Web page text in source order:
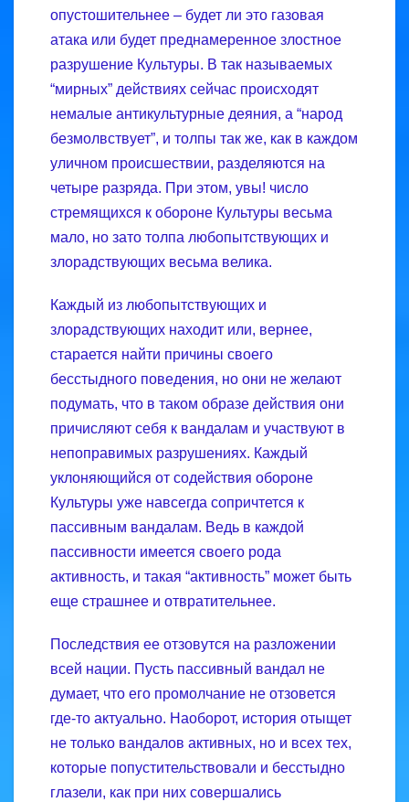
опустошительнее – будет ли это газовая
атака или будет преднамеренное злостное
разрушение Культуры. В так называемых
“мирных” действиях сейчас происходят
немалые антикультурные деяния, а “народ
безмолвствует”, и толпы так же, как в каждом
уличном происшествии, разделяются на
четыре разряда. При этом, увы! число
стремящихся к обороне Культуры весьма
мало, но зато толпа любопытствующих и
злорадствующих весьма велика.
Каждый из любопытствующих и
злорадствующих находит или, вернее,
старается найти причины своего
бесстыдного поведения, но они не желают
подумать, что в таком образе действия они
причисляют себя к вандалам и участвуют в
непоправимых разрушениях. Каждый
уклоняющийся от содействия обороне
Культуры уже навсегда сопричтется к
пассивным вандалам. Ведь в каждой
пассивности имеется своего рода
активность, и такая “активность” может быть
еще страшнее и отвратительнее.
Последствия ее отзовутся на разложении
всей нации. Пусть пассивный вандал не
думает, что его промолчание не отзовется
где-то актуально. Наоборот, история отыщет
не только вандалов активных, но и всех тех,
которые попустительствовали и бесстыдно
глазели, как при них совершались